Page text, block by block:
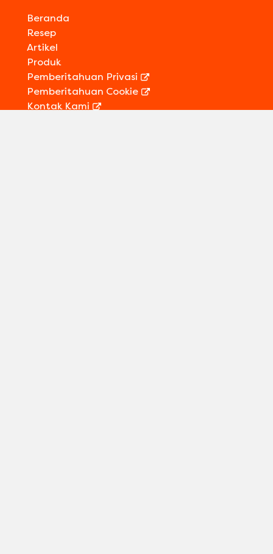
Beranda
Resep
Artikel
Produk
Pemberitahuan Privasi
Pemberitahuan Cookie
Kontak Kami